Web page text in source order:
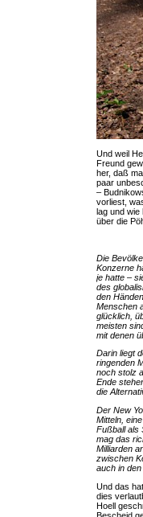
Und weil
Freund
her, daß
paar
–
vorliest,
lag und
über die
Die
Konzerne
je hatte –
des
den
Menschen
glücklich,
meisten
mit denen
Darin liegt
ringenden
noch stolz
Ende
die
Der New
Mitteln,
Fußball als
mag das
Milliarden
zwischen
auch in
Und das
dies
Hoell